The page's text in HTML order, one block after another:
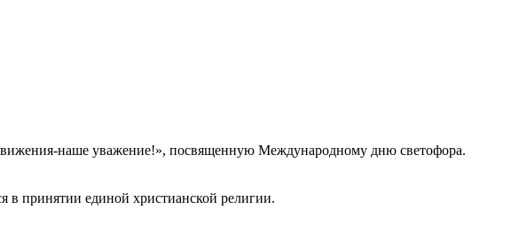
наше уважение!», посвященную Международному дню светофора.
в принятии единой христианской религии.